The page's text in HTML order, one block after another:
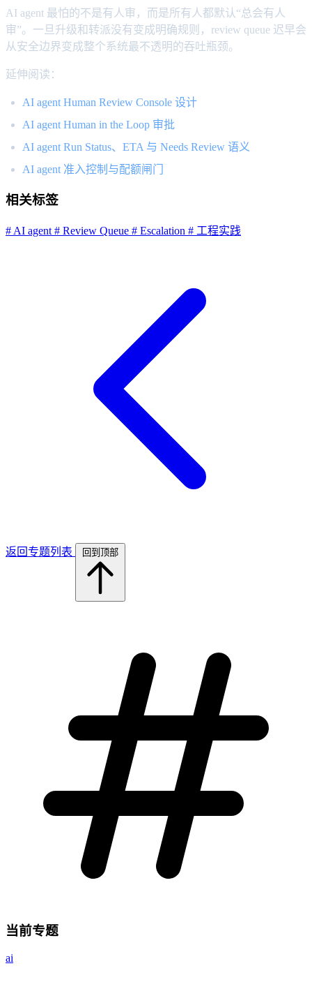
AI agent 最怕的不是有人审，而是所有人都默认“总会有人
审”。一旦升级和转派没有变成明确规则，review queue 迟早会
从安全边界变成整个系统最不透明的吞吐瓶颈。
延伸阅读：
AI agent Human Review Console 设计
AI agent Human in the Loop 审批
AI agent Run Status、ETA 与 Needs Review 语义
AI agent 准入控制与配额闸门
相关标签
# AI agent # Review Queue # Escalation # 工程实践
返回专题列表
当前专题
ai